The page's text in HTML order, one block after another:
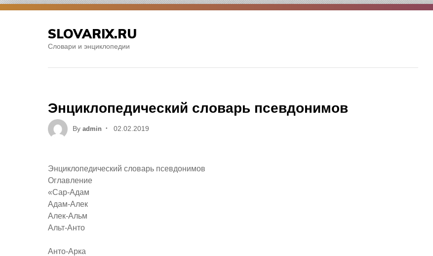
Skip
SLOVARIX.RU
Словари и энциклопедии
Энциклопедический словарь псевдонимов
By admin
Posted
02.02.2019
Энциклопедический словарь псевдонимов
Оглавление
«Сар-Адам
Адам-Алек
Алек-Альм
Альт-Анто
Анто-Арка